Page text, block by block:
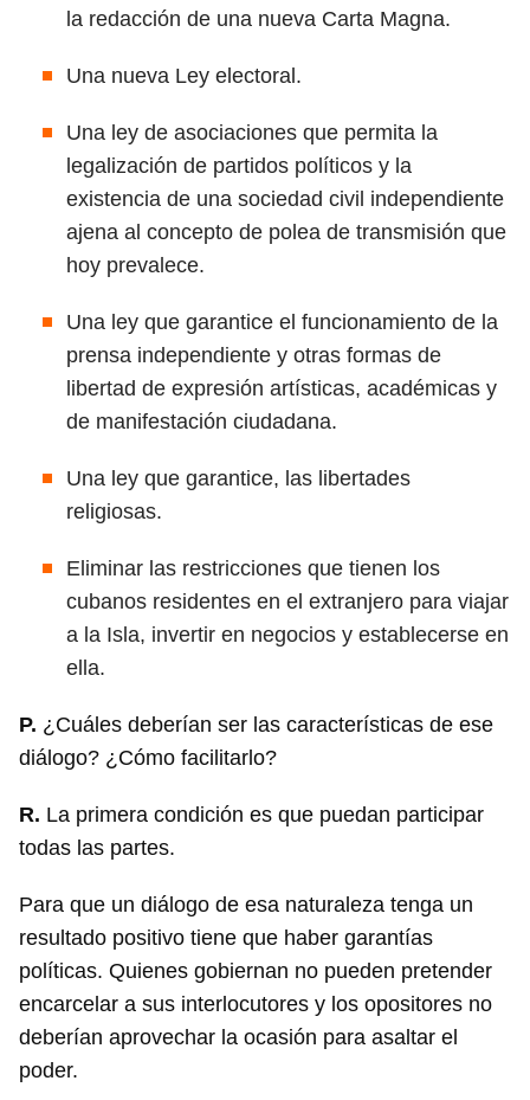
la redacción de una nueva Carta Magna.
Una nueva Ley electoral.
Una ley de asociaciones que permita la
legalización de partidos políticos y la
existencia de una sociedad civil independiente
ajena al concepto de polea de transmisión que
hoy prevalece.
Una ley que garantice el funcionamiento de la
prensa independiente y otras formas de
libertad de expresión artísticas, académicas y
de manifestación ciudadana.
Una ley que garantice, las libertades
religiosas.
Eliminar las restricciones que tienen los
cubanos residentes en el extranjero para viajar
a la Isla, invertir en negocios y establecerse en
ella.
P. ¿Cuáles deberían ser las características de ese
diálogo? ¿Cómo facilitarlo?
R. La primera condición es que puedan participar
todas las partes.
Para que un diálogo de esa naturaleza tenga un
resultado positivo tiene que haber garantías
políticas. Quienes gobiernan no pueden pretender
encarcelar a sus interlocutores y los opositores no
deberían aprovechar la ocasión para asaltar el
poder.